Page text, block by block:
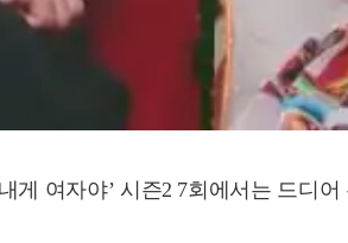
게 여자야’ 시즌2 7회에서는 드디